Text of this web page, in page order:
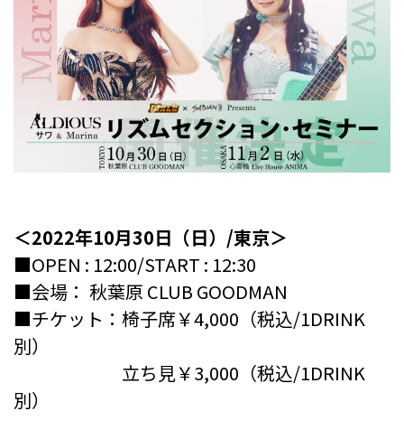
＜2022年10月30日（日）/東京＞
■OPEN : 12:00/START : 12:30
■会場： 秋葉原 CLUB GOODMAN
■チケット：椅子席￥4,000（税込/1DRINK
別）
立ち見￥3,000（税込/1DRINK
別）